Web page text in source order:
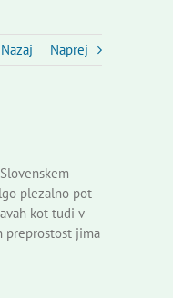
Nazaj Naprej
plezalno pot
kot tudi v
preprostost jima